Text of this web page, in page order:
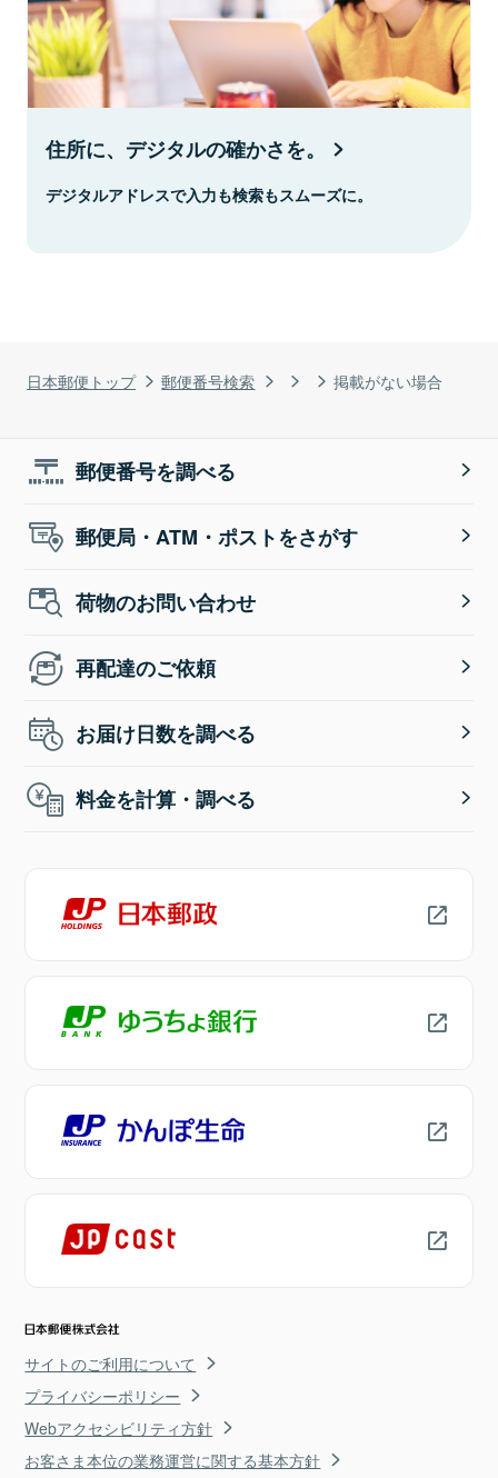
日本郵便トップ 郵便番号検索 掲載がない場合
住所に、デジタルの確かさを。
デジタルアドレスで入力も検索もスムーズに。
郵便番号を調べる
郵便局・ATM・ポストをさがす
荷物のお問い合わせ
再配達のご依頼
お届け日数を調べる
料金を計算・調べる
サイトのご利用について
プライバシーポリシー
Webアクセシビリティ方針
お客さま本位の業務運営に関する基本方針